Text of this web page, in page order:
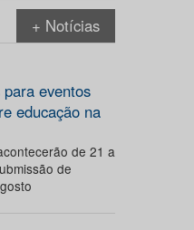
+ Notícias
eventos
educação na
de 21 a
de